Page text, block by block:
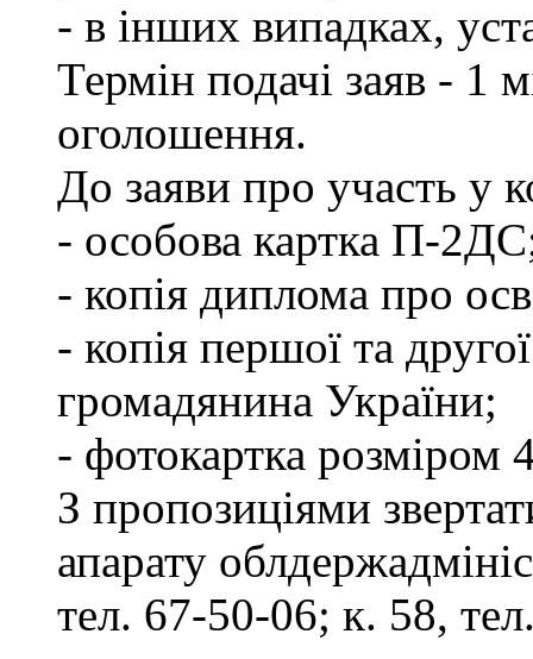
- в інших випадках,
Термін подачі заяв - 1
оголошення.
До заяви про участь у
- особова картка П-
- копія диплома про
- копія першої та
громадянина України;
- фотокартка розміром
З пропозиціями
апарату
тел. 67-50-06; к. 58,